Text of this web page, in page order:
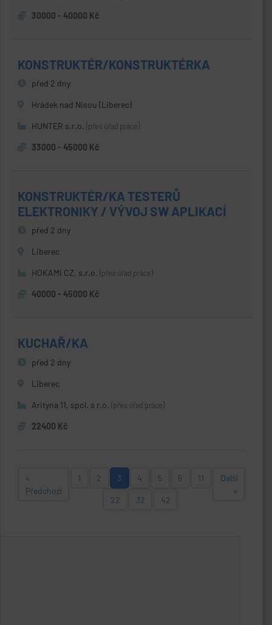
30000 - 40000 Kč
KONSTRUKTÉR/KONSTRUKTÉRKA
před 2 dny
Hrádek nad Nisou (Liberec)
HUNTER s.r.o. (přes úřad práce)
33000 - 45000 Kč
KONSTRUKTÉR/KA TESTERŮ
ELEKTRONIKY / VÝVOJ SW APLIKACÍ
před 2 dny
Liberec
HOKAMI CZ, s.r.o. (přes úřad práce)
40000 - 45000 Kč
KUCHAŘ/KA
před 2 dny
Liberec
Arityna 11, spol. s r.o. (přes úřad práce)
22400 Kč
«
Předchozí
1 2 3 4 5 6 11
22 32 42
Další
»